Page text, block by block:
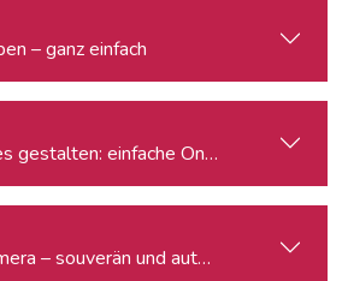
– ganz einfach
gestalten: einfache One-Pager für
– souverän und authentisch